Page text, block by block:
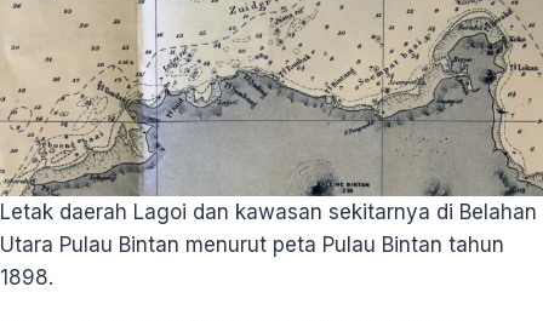
Letak daerah Lagoi dan kawasan sekitarnya di Belahan
Utara Pulau Bintan menurut peta Pulau Bintan tahun
1898.